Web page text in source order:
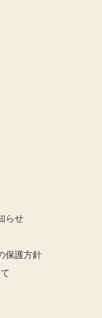
らせ
保護方針